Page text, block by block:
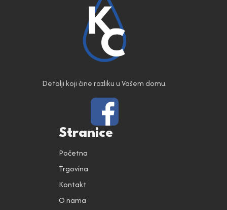
Detalji koji čine razliku u Vašem domu.
Stranice
Početna
Trgovina
Kontakt
O nama